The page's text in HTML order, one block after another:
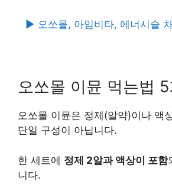
► 오쏘몰, 아임비타, 에너시슬
오쏘몰 이뮨 먹는법 5
오쏘몰 이뮨은 정제(알약)이나 액
단일 구성이 아닙니다.
한 세트에 정제 2알과 액상이 포함
니다.